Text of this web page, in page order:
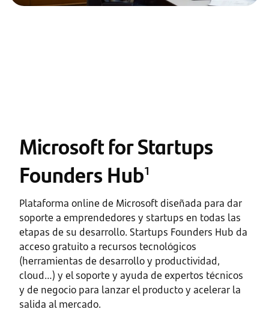
Microsoft for Startups
Founders Hub1
Plataforma online de Microsoft diseñada para dar
soporte a emprendedores y startups en todas las
etapas de su desarrollo. Startups Founders Hub da
acceso gratuito a recursos tecnológicos
(herramientas de desarrollo y productividad,
cloud…) y el soporte y ayuda de expertos técnicos
y de negocio para lanzar el producto y acelerar la
salida al mercado.